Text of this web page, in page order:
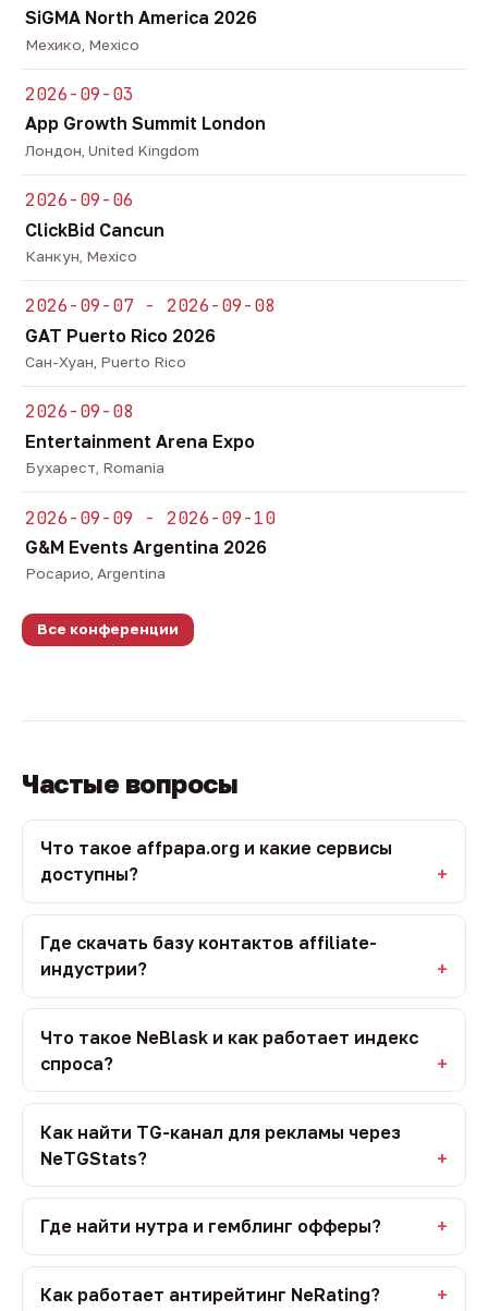
SiGMA North America 2026
Мехико, Mexico
2026-09-03
App Growth Summit London
Лондон, United Kingdom
2026-09-06
ClickBid Cancun
Канкун, Mexico
2026-09-07 - 2026-09-08
GAT Puerto Rico 2026
Сан-Хуан, Puerto Rico
2026-09-08
Entertainment Arena Expo
Бухарест, Romania
2026-09-09 - 2026-09-10
G&M Events Argentina 2026
Росарио, Argentina
Все конференции
Частые вопросы
Что такое affpapa.org и какие сервисы
доступны?
Где скачать базу контактов affiliate-
индустрии?
Что такое NeBlask и как работает индекс
спроса?
Как найти TG-канал для рекламы через
NeTGStats?
Где найти нутра и гемблинг офферы?
Как работает антирейтинг NeRating?